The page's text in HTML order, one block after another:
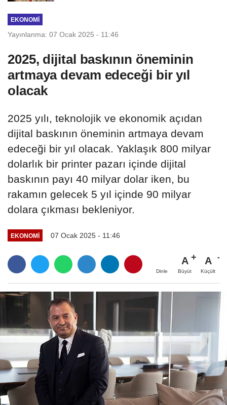
EKONOMI
Yayınlanma: 07 Ocak 2025 - 11:46
2025, dijital baskının öneminin
artmaya devam edeceği bir yıl
olacak
2025 yılı, teknolojik ve ekonomik açıdan
dijital baskının öneminin artmaya devam
edeceği bir yıl olacak. Yaklaşık 800 milyar
dolarlık bir printer pazarı içinde dijital
baskının payı 40 milyar dolar iken, bu
rakamın gelecek 5 yıl içinde 90 milyar
dolara çıkması bekleniyor.
EKONOMI 07 Ocak 2025 - 11:46
Dinle
A
Büyüt
A
Küçült